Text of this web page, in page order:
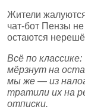
Жители
чат‑бот Пензы
остаются
Всё по
мёрзнут на
мы же — из
тратили их на
отписки.